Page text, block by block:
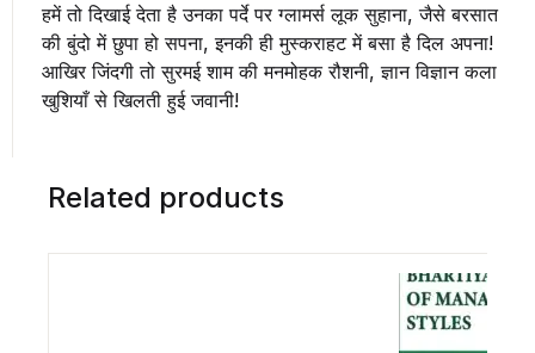
हमें तो दिखाई देता है उनका पर्दे पर ग्लामर्स लूक सुहाना, जैसे बरसात
की बुंदो में छुपा हो सपना, इनकी ही मुस्कराहट में बसा है दिल अपना!
आखिर जिंदगी तो सुरमई शाम की मनमोहक रौशनी, ज्ञान विज्ञान कला
खुशियाँ से खिलती हुई जवानी!
Related products